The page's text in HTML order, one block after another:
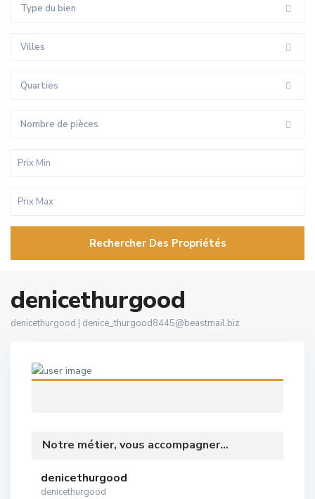
Type du bien
Villes
Quarties
Nombre de pièces
Rechercher Des Propriétés
denicethurgood
denicethurgood | denice_thurgood8445@beastmail.biz
Notre métier, vous accompagner...
denicethurgood
denicethurgood